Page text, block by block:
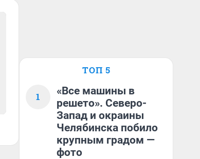
ТОП 5
1
«Все машины в
решето». Северо-
Запад и окраины
Челябинска побило
крупным градом —
фото